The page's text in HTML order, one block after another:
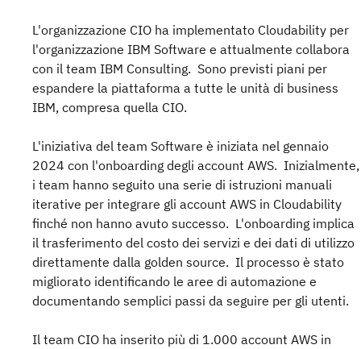
L'organizzazione CIO ha implementato Cloudability per
l'organizzazione IBM Software e attualmente collabora
con il team IBM Consulting. Sono previsti piani per
espandere la piattaforma a tutte le unità di business
IBM, compresa quella CIO.
L'iniziativa del team Software è iniziata nel gennaio
2024 con l'onboarding degli account AWS. Inizialmente,
i team hanno seguito una serie di istruzioni manuali
iterative per integrare gli account AWS in Cloudability
finché non hanno avuto successo. L'onboarding implica
il trasferimento del costo dei servizi e dei dati di utilizzo
direttamente dalla golden source. Il processo è stato
migliorato identificando le aree di automazione e
documentando semplici passi da seguire per gli utenti.
Il team CIO ha inserito più di 1.000 account AWS in